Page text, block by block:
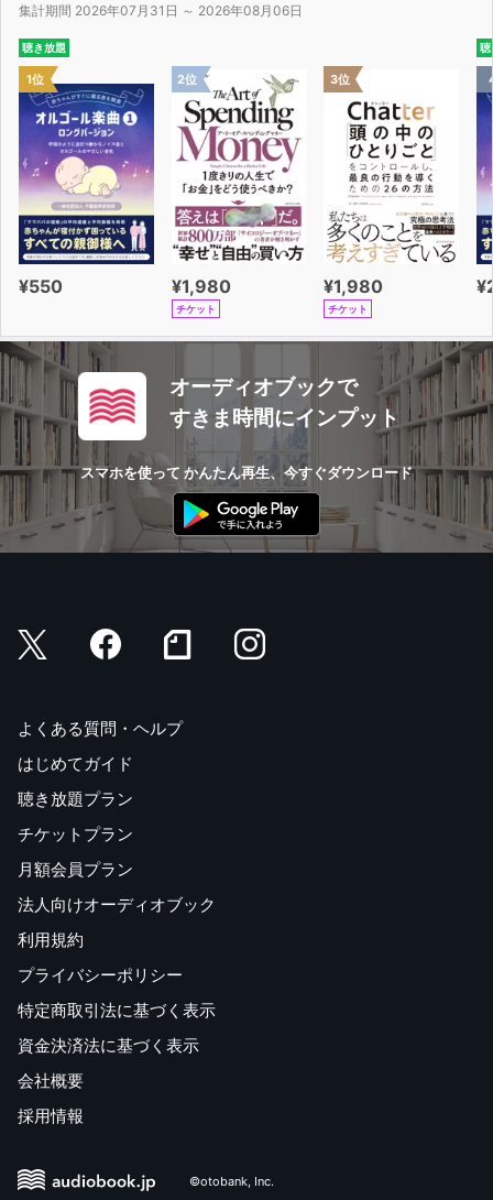
集計期間 2026年07月31日 ～ 2026年08月06日
聴き放題
1位
¥550
2位
¥1,980
チケット
3位
¥1,980
チケット
聴
オーディオブックで
すきま時間にインプット
スマホを使って かんたん再生、今すぐダウンロード
よくある質問・ヘルプ
はじめてガイド
聴き放題プラン
チケットプラン
月額会員プラン
法人向けオーディオブック
利用規約
プライバシーポリシー
特定商取引法に基づく表示
資金決済法に基づく表示
会社概要
採用情報
©otobank, Inc.